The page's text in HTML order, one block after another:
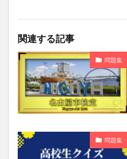
関連する記事
問題集
問題集